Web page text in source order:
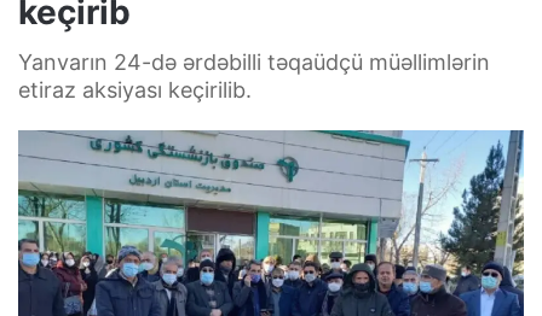
keçirib
Yanvarın 24-də ərdəbilli təqaüdçü müəllimlərin
etiraz aksiyası keçirilib.